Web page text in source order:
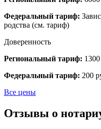
Федеральный тариф:
родства (см. тариф)
Доверенность
Региональный тариф:
Федеральный тариф: 200
Все цены
Отзывы о